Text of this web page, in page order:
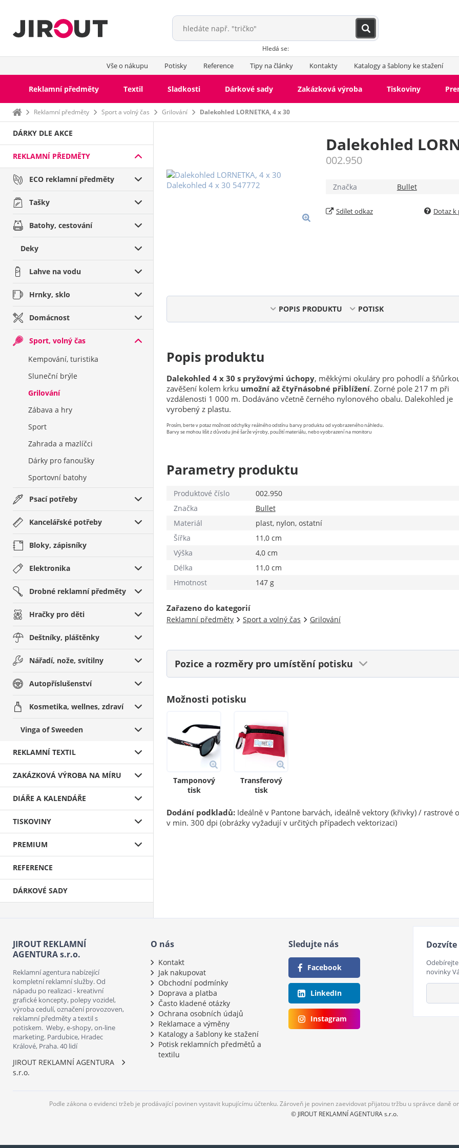
Hledá se:
Vše o nákupu Potisky Reference Tipy na články Kontakty Katalogy a šablony ke stažení
Reklamní předměty Textil Sladkosti Dárkové sady Zakázková výroba Tiskoviny
Domů Reklamní předměty Sport a volný čas Grilování Dalekohled LORNETKA, 4 x 30
DÁRKY DLE AKCE
REKLAMNÍ PŘEDMĚTY
ECO reklamní předměty
Tašky
Batohy, cestování
Deky
Lahve na vodu
Hrnky, sklo
Domácnost
Sport, volný čas
Kempování, turistika
Sluneční brýle
Grilování
Zábava a hry
Sport
Zahrada a mazlíčci
Dárky pro fanoušky
Sportovní batohy
Psací potřeby
Kancelářské potřeby
Bloky, zápisníky
Elektronika
Drobné reklamní předměty
Hračky pro děti
Deštníky, pláštěnky
Nářadí, nože, svítilny
Autopříslušenství
Kosmetika, wellnes, zdraví
Vinga of Sweeden
REKLAMNÍ TEXTIL
ZAKÁZKOVÁ VÝROBA NA MÍRU
DIÁŘE A KALENDÁŘE
TISKOVINY
PREMIUM
REFERENCE
DÁRKOVÉ SADY
Dalekohled
002.950
Značka Bullet
Sdílet odkaz Dotaz
POPIS PRODUKTU POTISK
Popis produktu
Dalekohled 4 x 30 s pryžovými úchopy, měkkými okuláry pro pohodlí a
zavěšení kolem krku umožní až čtyřnásobné přiblížení. Zorné pole 217 m při
vzdálenosti 1 000 m. Dodáváno včetně černého nylonového obalu. Dalekohled je
vyrobený z plastu.
Prosím, berte v potaz možnost odchylky reálného odstínu barvy produktu od vyobrazeného náhledu.
Barvy se mohou lišit z důvodu jiné šarže výroby, použití materiálu, nebo vyobrazení na monitoru
Parametry produktu
Produktové číslo
002.950
Značka
Bullet
Materiál
plast, nylon, ostatní
Šířka
11,0 cm
Výška
4,0 cm
Délka
11,0 cm
Hmotnost
147 g
Zařazeno do kategorií
Reklamní předměty Sport a volný čas Grilování
Pozice a rozměry pro umístění potisku
Možnosti potisku
Tamponový
tisk
Transferový
tisk
Dodání podkladů: Ideálně v Pantone barvách, ideálně vektory (křivky) / rastrové
v min. 300 dpi (obrázky vyžadují v určitých případech vektorizaci)
JIROUT REKLAMNÍ
AGENTURA s.r.o.
Reklamní agentura nabízející
kompletní reklamní služby. Od
nápadu po realizaci - kreativní
grafické koncepty, polepy vozidel,
výroba cedulí, označení provozoven,
reklamní předměty a textil s
potiskem. Weby, e-shopy, on-line
marketing. Pardubice, Hradec
Králové, Praha. 40 lidí
JIROUT REKLAMNÍ AGENTURA
s.r.o.
O nás
Kontakt
Jak nakupovat
Obchodní podmínky
Doprava a platba
Často kladené otázky
Ochrana osobních údajů
Reklamace a výměny
Katalogy a šablony ke stažení
Potisk reklamních předmětů a
textilu
Sledujte nás
Facebook
LinkedIn
Instagram
novinky
Podle zákona o evidenci tržeb je prodávající povinen vystavit kupujícímu účtenku. Zároveň je povinen zaevidovat přijatou tržbu u správce daně
© JIROUT REKLAMNÍ AGENTURA s.r.o.